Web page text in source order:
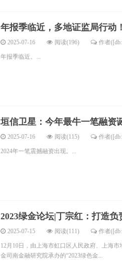
年报季临近，多地证监局行动！
2025-07-16 阅读(196) 作者
年报季临近。...
垣信卫星：今年最牛一笔融资
2025-07-16 阅读(115) 作者
2024年一笔震撼融资出现。...
2023绿金论坛|丁宗红：打造
2025-07-15 阅读(111) 作者
12月10日，由上海市虹口区人民政府、上海
金司南金融研究院承办的“2023绿色金...